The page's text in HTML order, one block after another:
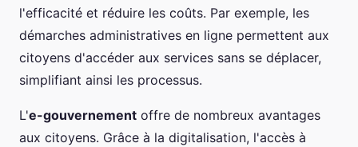
l'efficacité et réduire les coûts. Par exemple, les
démarches administratives en ligne permettent aux
citoyens d'accéder aux services sans se déplacer,
simplifiant ainsi les processus.
L'e-gouvernement offre de nombreux avantages
aux citoyens. Grâce à la digitalisation, l'accès à